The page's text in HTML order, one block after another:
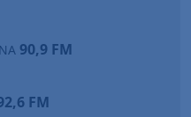
90,9 FM
FM